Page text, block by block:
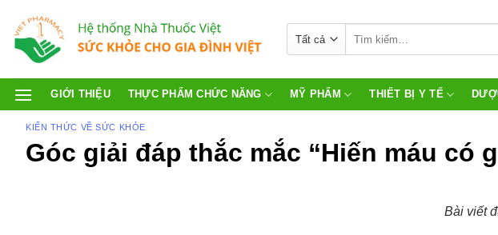
GIỚI THIỆU THỰC PHẨM CHỨC NĂNG MỸ PHẨM THIẾT BỊ Y TẾ
KIẾN THỨC VỀ SỨC KHỎE
Góc giải đáp thắc mắc “Hiến máu có
Bài viết